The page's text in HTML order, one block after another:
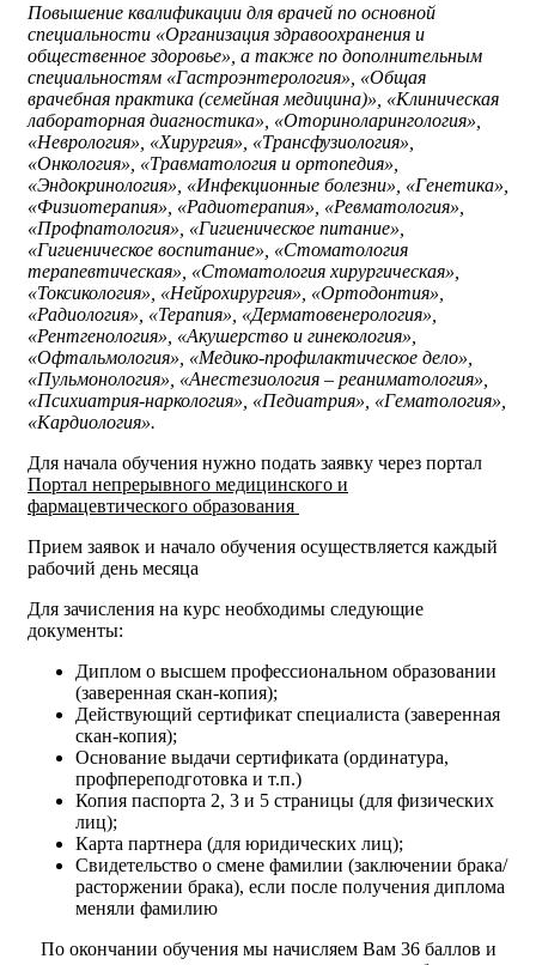
Повышение квалификации для врачей по основной
специальности «Организация здравоохранения и
общественное здоровье», а также по дополнительным
специальностям «Гастроэнтерология», «Общая
врачебная практика (семейная медицина)», «Клиническая
лабораторная диагностика», «Оториноларингология»,
«Неврология», «Хирургия», «Трансфузиология»,
«Онкология», «Травматология и ортопедия»,
«Эндокринология», «Инфекционные болезни», «Генетика»,
«Физиотерапия», «Радиотерапия», «Ревматология»,
«Профпатология», «Гигиеническое питание»,
«Гигиеническое воспитание», «Стоматология
терапевтическая», «Стоматология хирургическая»,
«Токсикология», «Нейрохирургия», «Ортодонтия»,
«Радиология», «Терапия», «Дерматовенерология»,
«Рентгенология», «Акушерство и гинекология»,
«Офтальмология», «Медико-профилактическое дело»,
«Пульмонология», «Анестезиология – реаниматология»,
«Психиатрия-наркология», «Педиатрия», «Гематология»,
«Кардиология».
Для начала обучения нужно подать заявку через портал
Портал непрерывного медицинского и
фармацевтического образования
Прием заявок и начало обучения осуществляется каждый
рабочий день месяца
Для зачисления на курс необходимы следующие
документы:
Диплом о высшем профессиональном образовании
(заверенная скан-копия);
Действующий сертификат специалиста (заверенная
скан-копия);
Основание выдачи сертификата (ординатура,
профпереподготовка и т.п.)
Копия паспорта 2, 3 и 5 страницы (для физических
лиц);
Карта партнера (для юридических лиц);
Свидетельство о смене фамилии (заключении брака/
расторжении брака), если после получения диплома
меняли фамилию
По окончании обучения мы начисляем Вам 36 баллов и